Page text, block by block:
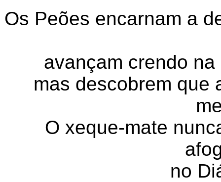
Os Peões encarnam a
avançam crendo
mas descobrem que
O xeque-mate
no